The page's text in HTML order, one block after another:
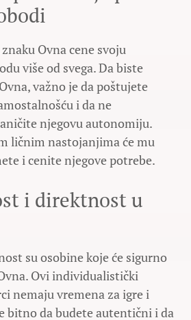
Ovna cene svoju
više od svega. Da biste
važno je da poštujete
i da ne
njegovu autonomiju.
ličnim nastojanjima će mu
i cenite njegove potrebe.
i direktnost u
su osobine koje će sigurno
Ovi individualistički
nemaju vremena za igre i
bitno da budete autentični i da